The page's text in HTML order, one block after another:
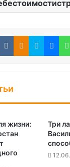
ВконтактеSkype
жизни:
Три